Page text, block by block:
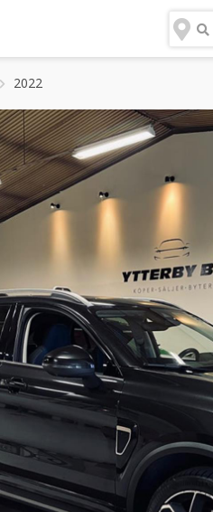
2022